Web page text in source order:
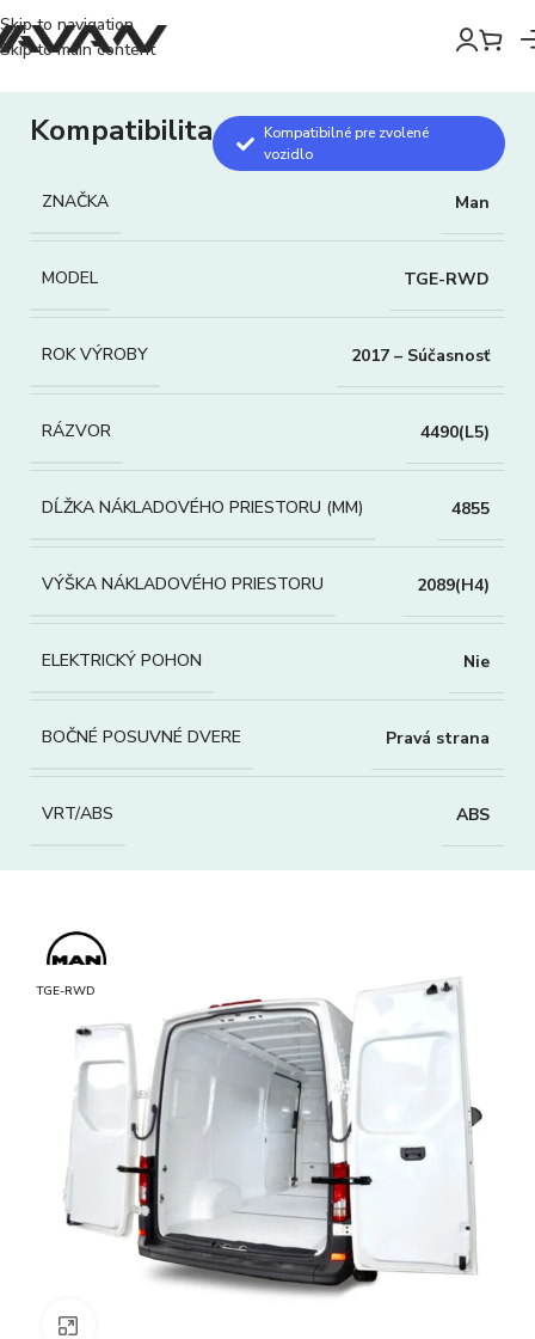
Skip to navigation
Skip to main content
Kompatibilita
Kompatibilné pre zvolené
vozidlo
ZNAČKA Man
MODEL TGE-RWD
ROK VÝROBY 2017 – Súčasnosť
RÁZVOR 4490(L5)
DĹŽKA NÁKLADOVÉHO PRIESTORU (MM) 4855
VÝŠKA NÁKLADOVÉHO PRIESTORU 2089(H4)
ELEKTRICKÝ POHON Nie
BOČNÉ POSUVNÉ DVERE Pravá strana
VRT/ABS ABS
TGE-RWD